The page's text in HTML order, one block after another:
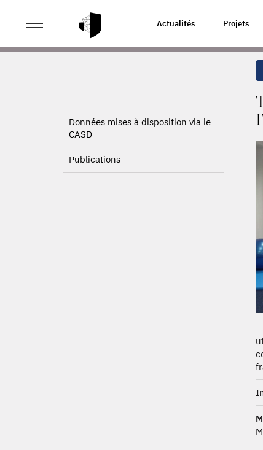
Actualités Projets
ACCUEIL TRAVAIL, SANTÉ,
Données mises à disposition via le
CASD
Publications